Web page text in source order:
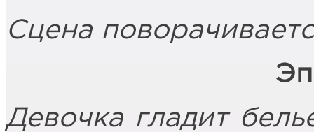
Сцена
Девочка гладит